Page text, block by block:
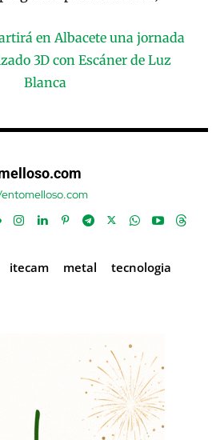
itecam metal
tecnologia